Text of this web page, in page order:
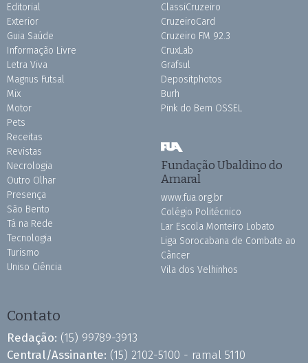
Editorial
Exterior
Guia Saúde
Informação Livre
Letra Viva
Magnus Futsal
Mix
Motor
Pets
Receitas
Revistas
Necrologia
Outro Olhar
Presença
São Bento
Tá na Rede
Tecnologia
Turismo
Uniso Ciência
ClassiCruzeiro
CruzeiroCard
Cruzeiro FM 92.3
CruxLab
Grafsul
Depositphotos
Burh
Pink do Bem OSSEL
Fundação Ubaldino do
Amaral
www.fua.org.br
Colégio Politécnico
Lar Escola Monteiro Lobato
Liga Sorocabana de Combate ao
Câncer
Vila dos Velhinhos
Contato
Redação: (15) 99789-3913
Central/Assinante: (15) 2102-5100 - ramal 5110